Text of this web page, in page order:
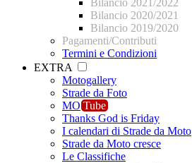
Bilancio 2021/2022
Bilancio 2020/2021
Bilancio 2019/2020
Pagamenti/Contributi
Termini e Condizioni
EXTRA
Motogallery
Strade da Foto
MO Tube
Thanks God is Friday
I calendari di Strade da Moto
Strade da Moto cresce
Le Classifiche